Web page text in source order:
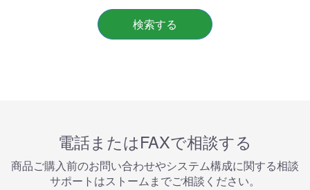
検索する
電話またはFAXで相談する
商品ご購⼊前のお問い合わせやシステム構成に関する相談
サポートはストームまでご相談ください。